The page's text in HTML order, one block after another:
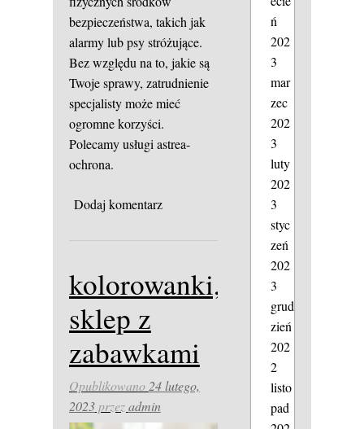
bezpieczeństwa, takich jak
alarmy lub psy stróżujące.
Bez względu na to, jakie są
Twoje sprawy, zatrudnienie
specjalisty może mieć
ogromne korzyści.
Polecamy usługi astrea-
ochrona.
Dodaj komentarz
kolorowanki,
sklep z
zabawkami
Opublikowano24 lutego,
2023przezadmin
ń
202
3
mar
zec
202
3
luty
202
3
styc
zeń
202
3
grud
zień
202
2
listo
pad